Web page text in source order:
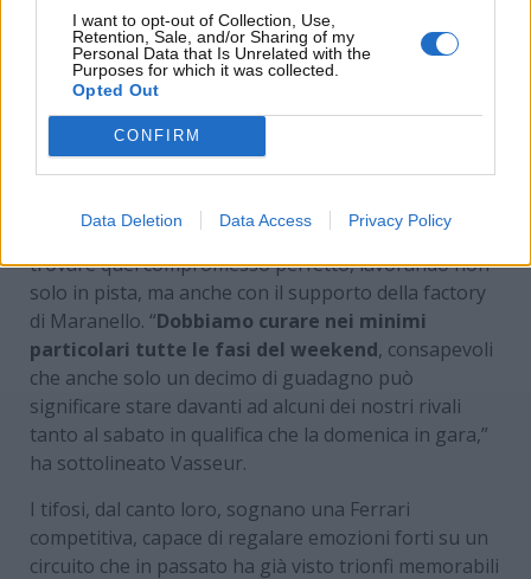
I want to opt-out of Collection, Use,
Retention, Sale, and/or Sharing of my
Personal Data that Is Unrelated with the
Purposes for which it was collected.
Opted Out
CONFIRM
Data Deletion Data Access Privacy Policy
Gran Premio del Bahrain, parole nette in casa
Ferrari: ecco cos’è stato dichiarato –
www.motorinews24.com
Bisogna ottimizzare il bilanciamento della vettura,
un aspetto che può sembrare tecnico, ma che in
pista si traduce in aderenza, velocità in curva e
gestione delle gomme. A Sakhir, la Ferrari punterà a
trovare quel compromesso perfetto, lavorando non
solo in pista, ma anche con il supporto della factory
di Maranello. “Dobbiamo curare nei minimi
particolari tutte le fasi del weekend, consapevoli
che anche solo un decimo di guadagno può
significare stare davanti ad alcuni dei nostri rivali
tanto al sabato in qualifica che la domenica in gara,”
ha sottolineato Vasseur.
I tifosi, dal canto loro, sognano una Ferrari
competitiva, capace di regalare emozioni forti su un
circuito che in passato ha già visto trionfi memorabili